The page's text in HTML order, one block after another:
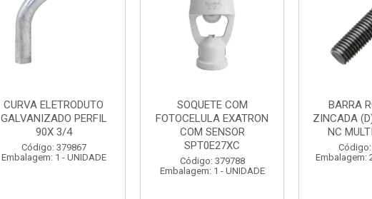
SOQUETE COM
FOTOCELULA EXATRON
COM SENSOR
SPT0E27XC
Código: 379788
BARRA ROSCADA
ZINCADA (D) 5/16”X1MT
NC MULTIBARRAS
Código: 379806
Embalagem: 20 - UNIDADE
JOMARCA
Embalagem: